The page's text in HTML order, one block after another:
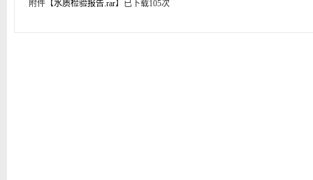
附件【水质检验报告.rar】 已下载105次